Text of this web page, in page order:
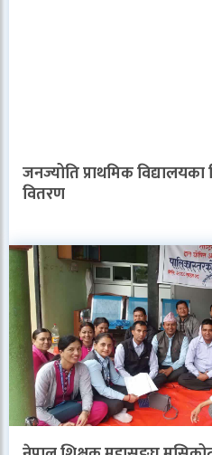
जनज्योति प्राथमिक विद्यालयका
वितरण